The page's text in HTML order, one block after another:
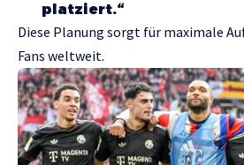
platziert.“
Diese Planung sorgt für maximale
Fans weltweit.